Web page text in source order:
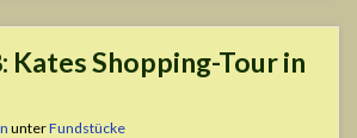
Kates Shopping-Tour in
unterFundstücke